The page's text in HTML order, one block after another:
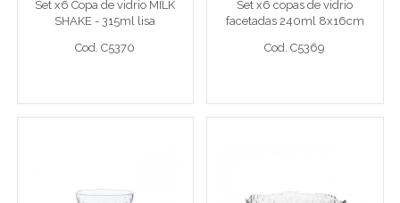
Cod. C5370
Set x6 Copa de vidrio MILK
SHAKE - 315ml lisa
Cod. C5370
Cod. C5369
Set x6 copas de vidrio
facetadas 240ml 8x16cm
Cod. C5369